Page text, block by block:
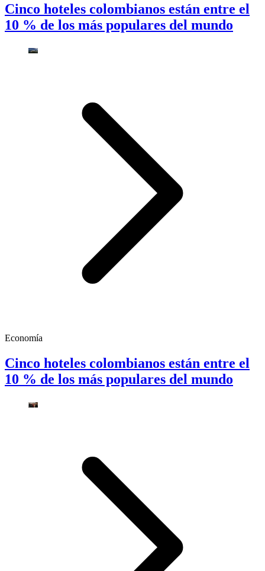
Cinco hoteles colombianos están entre el
10 % de los más populares del mundo
Economía
Cinco hoteles colombianos están entre el
10 % de los más populares del mundo